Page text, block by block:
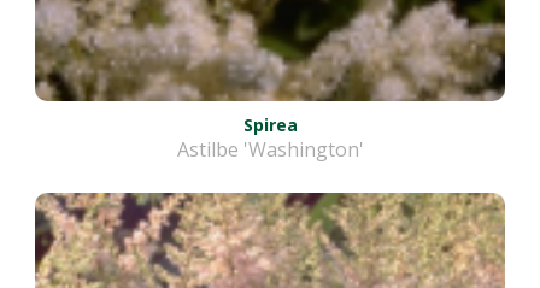
Spirea
Astilbe 'Washington'